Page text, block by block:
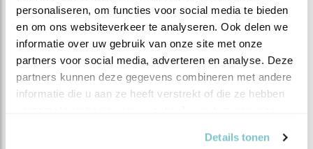
personaliseren, om functies voor social media te bieden
en om ons websiteverkeer te analyseren. Ook delen we
informatie over uw gebruik van onze site met onze
partners voor social media, adverteren en analyse. Deze
partners kunnen deze gegevens combineren met andere
informatie die u aan ze heeft verstrekt of die ze hebben
Details tonen